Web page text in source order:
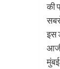
की
इस